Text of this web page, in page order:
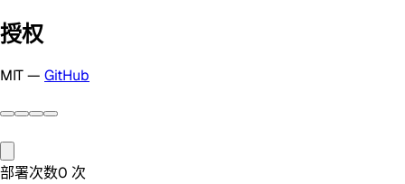
授权
MIT — GitHub
部署次数0 次